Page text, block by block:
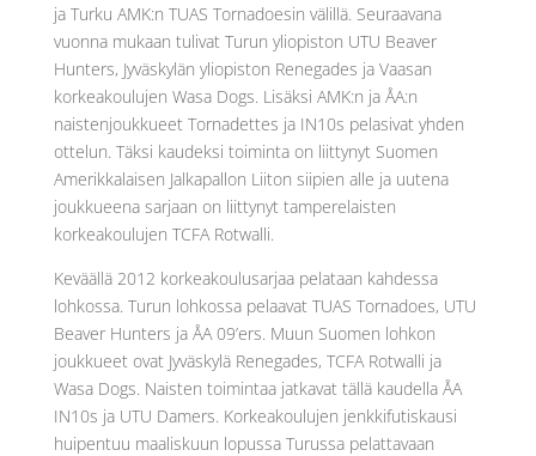
ja Turku AMK:n TUAS Tornadoesin välillä. Seuraavana
vuonna mukaan tulivat Turun yliopiston UTU Beaver
Hunters, Jyväskylän yliopiston Renegades ja Vaasan
korkeakoulujen Wasa Dogs. Lisäksi AMK:n ja ÅA:n
naistenjoukkueet Tornadettes ja IN10s pelasivat yhden
ottelun. Täksi kaudeksi toiminta on liittynyt Suomen
Amerikkalaisen Jalkapallon Liiton siipien alle ja uutena
joukkueena sarjaan on liittynyt tamperelaisten
korkeakoulujen TCFA Rotwalli.
Keväällä 2012 korkeakoulusarjaa pelataan kahdessa
lohkossa. Turun lohkossa pelaavat TUAS Tornadoes, UTU
Beaver Hunters ja ÅA 09’ers. Muun Suomen lohkon
joukkueet ovat Jyväskylä Renegades, TCFA Rotwalli ja
Wasa Dogs. Naisten toimintaa jatkavat tällä kaudella ÅA
IN10s ja UTU Damers. Korkeakoulujen jenkkifutiskausi
huipentuu maaliskuun lopussa Turussa pelattavaan